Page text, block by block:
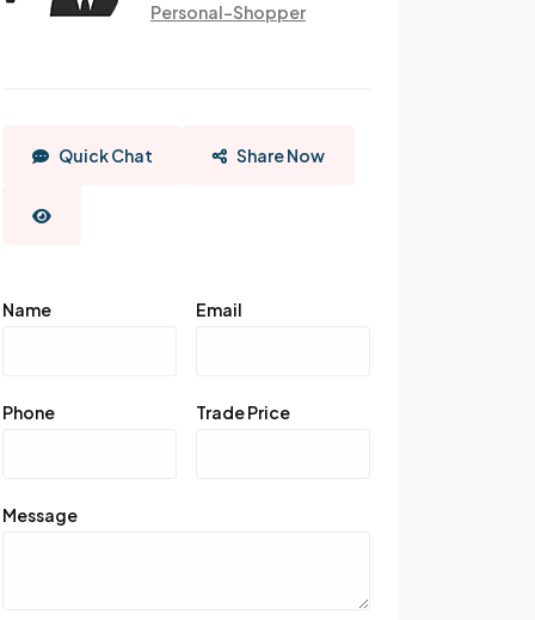
Personal-Shopper
Quick Chat Share Now
Name Email
Phone Trade Price
Message